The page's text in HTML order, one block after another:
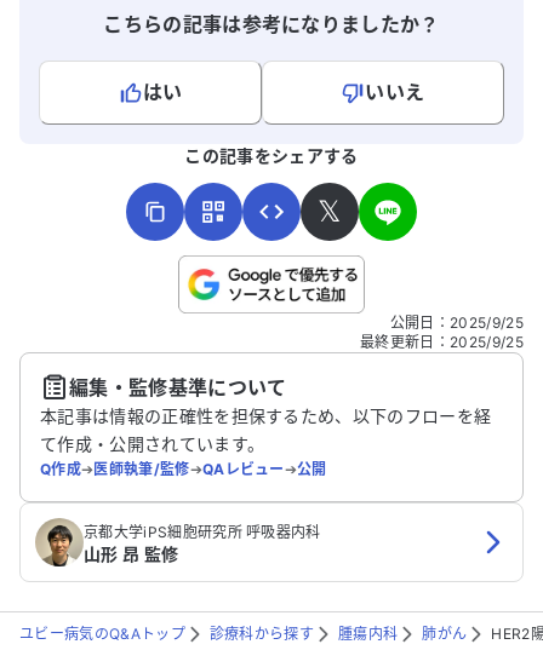
こちらの記事は参考になりましたか？
はい
いいえ
こちらは送信専用のフォームです。氏名やご自身の病気の詳細な
送信する
この記事をシェアする
𝕏
公開日 ： 2025/9/25
最終更新日 ： 2025/9/25
編集・監修基準について
本記事は情報の正確性を担保するため、以下のフローを経
て作成・公開されています。
Q作成➔医師執筆/監修➔QAレビュー➔公開
京都大学iPS細胞研究所 呼吸器内科
山形 昂 監修
ユビー病気のQ&Aトップ 診療科から探す 腫瘍内科 肺がん HER2